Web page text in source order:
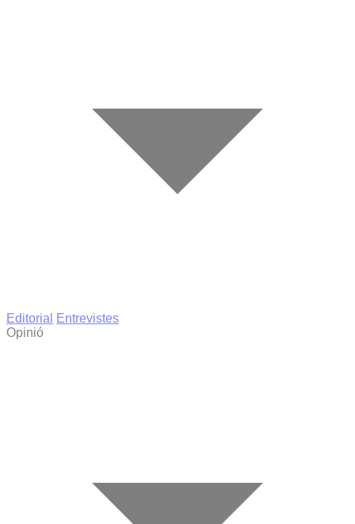
Editorial
Entrevistes
Opinió